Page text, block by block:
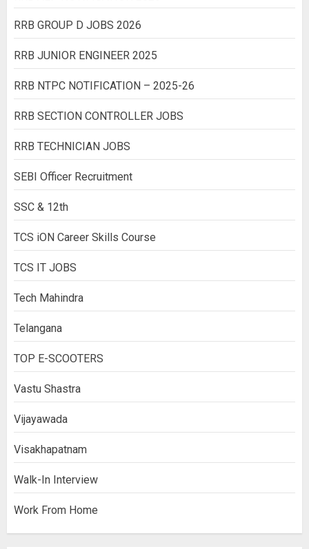
RRB GROUP D JOBS 2026
RRB JUNIOR ENGINEER 2025
RRB NTPC NOTIFICATION – 2025-26
RRB SECTION CONTROLLER JOBS
RRB TECHNICIAN JOBS
SEBI Officer Recruitment
SSC & 12th
TCS iON Career Skills Course
TCS IT JOBS
Tech Mahindra
Telangana
TOP E-SCOOTERS
Vastu Shastra
Vijayawada
Visakhapatnam
Walk-In Interview
Work From Home